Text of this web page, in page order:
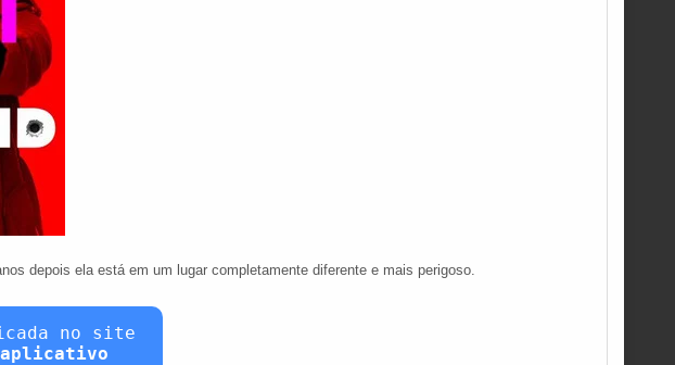
depois ela está em um lugar completamente diferente e mais perigoso.
no site
aplicativo